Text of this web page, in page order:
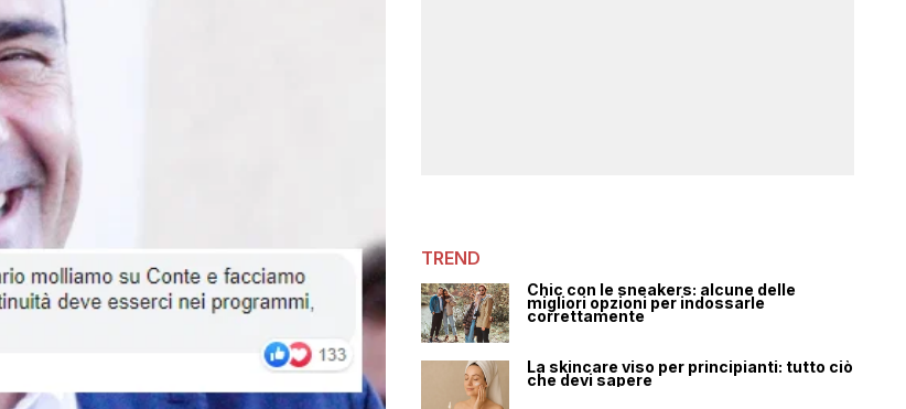
TREND
Chic con le sneakers: alcune delle
migliori opzioni per indossarle
correttamente
La skincare viso per principianti: tutto ciò
che devi sapere